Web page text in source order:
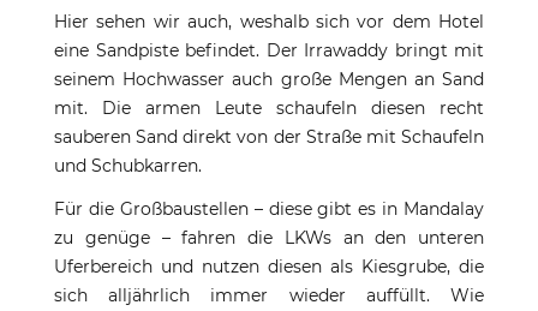
Hier sehen wir auch, weshalb sich vor dem Hotel
eine Sandpiste befindet. Der Irrawaddy bringt mit
seinem Hochwasser auch große Mengen an Sand
mit. Die armen Leute schaufeln diesen recht
sauberen Sand direkt von der Straße mit Schaufeln
und Schubkarren.
Für die Großbaustellen – diese gibt es in Mandalay
zu genüge – fahren die LKWs an den unteren
Uferbereich und nutzen diesen als Kiesgrube, die
sich alljährlich immer wieder auffüllt. Wie